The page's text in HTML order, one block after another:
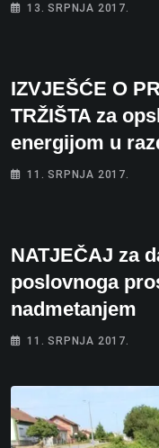
13. SRPNJA 2017.
IZVJEŠĆE O
TRŽIŠTA za
energijom u
11. SRPNJA 2017.
NATJEČAJ za
poslovnoga
nadmetanjem
11. SRPNJA 2017.